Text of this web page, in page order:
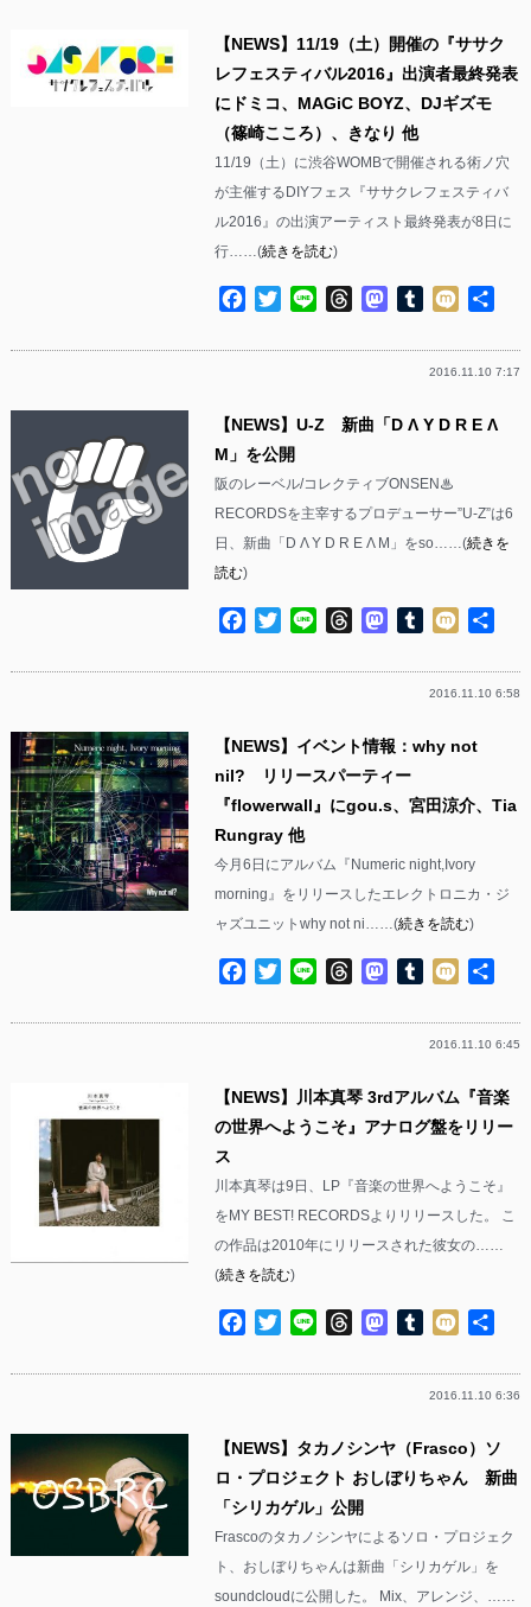
【NEWS】11/19（土）開催の『ササク
レフェスティバル2016』出演者最終発表
にドミコ、MAGiC BOYZ、DJギズモ
（篠崎こころ）、きなり 他
11/19（土）に渋谷WOMBで開催される術ノ穴
が主催するDIYフェス『ササクレフェスティバ
ル2016』の出演アーティスト最終発表が8日に
行……(続きを読む)
Facebook
TwitterLine ThreadsMastodon
Tumblr
Mixi
2016.11.10 7:17
【NEWS】U-Z 新曲「D Λ Y D R E Λ
M」を公開
阪のレーベル/コレクティブONSEN♨︎
RECORDSを主宰するプロデューサー”U-Z”は6
日、新曲「D Λ Y D R E Λ M」をso……(続きを
読む)
Facebook
TwitterLine ThreadsMastodon
Tumblr
Mixi
2016.11.10 6:58
【NEWS】イベント情報：why not
nil? リリースパーティー
『flowerwall』にgou.s、宮田涼介、Tia
Rungray 他
今月6日にアルバム『Numeric night,Ivory
morning』をリリースしたエレクトロニカ・ジ
ャズユニットwhy not ni……(続きを読む)
Facebook
TwitterLine ThreadsMastodon
Tumblr
Mixi
2016.11.10 6:45
【NEWS】川本真琴 3rdアルバム『音楽
の世界へようこそ』アナログ盤をリリー
ス
川本真琴は9日、LP『音楽の世界へようこそ』
をMY BEST! RECORDSよりリリースした。 こ
の作品は2010年にリリースされた彼女の……
(続きを読む)
Facebook
TwitterLine ThreadsMastodon
Tumblr
Mixi
2016.11.10 6:36
【NEWS】タカノシンヤ（Frasco）ソ
ロ・プロジェクト おしぼりちゃん 新曲
「シリカゲル」公開
Frascoのタカノシンヤによるソロ・プロジェク
ト、おしぼりちゃんは新曲「シリカゲル」を
soundcloudに公開した。 Mix、アレンジ、……